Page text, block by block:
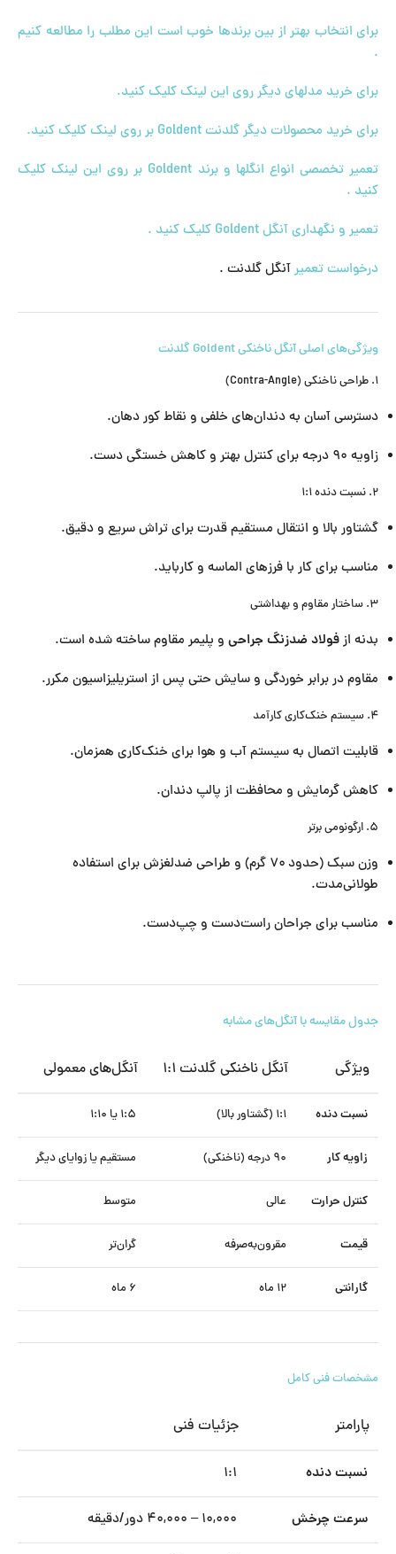
برای انتخاب بهتر از بین برندها خوب است این مطلب را مطالعه کنیم
.
برای خرید مدلهای دیگر روی این لینک کلیک کنید.
برای خرید محصولات دیگر گلدنت Goldent بر روی لینک کلیک کنید.
تعمیر تخصصی انواع انگلها و برند Goldent بر روی این لینک کلیک
کنید .
تعمیر و نگهداری آنگل Goldent کلیک کنید .
درخواست تعمیرآنگل گلدنت .
ویژگی‌های اصلی آنگل ناخنکی Goldent گلدنت
۱. طراحی ناخنکی (Contra-Angle)
دسترسی آسان به دندان‌های خلفی و نقاط کور دهان.
زاویه ۹۰ درجه برای کنترل بهتر و کاهش خستگی دست.
۲. نسبت دنده ۱:۱
گشتاور بالا و انتقال مستقیم قدرت برای تراش سریع و دقیق.
مناسب برای کار با فرزهای الماسه و کارباید.
۳. ساختار مقاوم و بهداشتی
بدنه ازفولاد ضدزنگ جراحی و پلیمر مقاوم ساخته شده است.
مقاوم در برابر خوردگی و سایش حتی پس از استریلیزاسیون مکرر.
۴. سیستم خنک‌کاری کارآمد
قابلیت اتصال به سیستم آب و هوا برای خنک‌کاری همزمان.
کاهش گرمایش و محافظت از پالپ دندان.
۵. ارگونومی برتر
وزن سبک (حدود ۷۰ گرم) و طراحی ضدلغزش برای استفاده
طولانی‌مدت.
مناسب برای جراحان راست‌دست و چپ‌دست.
جدول مقایسه با آنگل‌های مشابه
ویژگی آنگل ناخنکی گلدنت ۱:۱ آنگل‌های معمولی
نسبت دنده ۱:۱ (گشتاور بالا) ۱:۵ یا ۱:۱۰
زاویه کار ۹۰ درجه (ناخنکی) مستقیم یا زوایای دیگر
کنترل حرارت عالی متوسط
قیمت مقرون‌به‌صرفه گران‌تر
گارانتی ۱۲ ماه ۶ ماه
مشخصات فنی کامل
پارامتر جزئیات فنی
نسبت دنده ۱:۱
سرعت چرخش ۱۰,۰۰۰ – ۴۰,۰۰۰ دور/دقیقه